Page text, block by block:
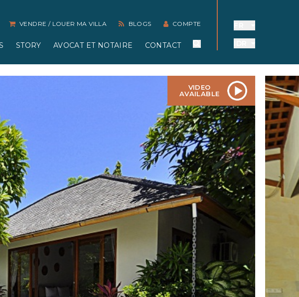
VENDRE / LOUER MA VILLA BLOGS COMPTE
STORY AVOCAT ET NOTAIRE CONTACT
VIDEO
AVAILABLE